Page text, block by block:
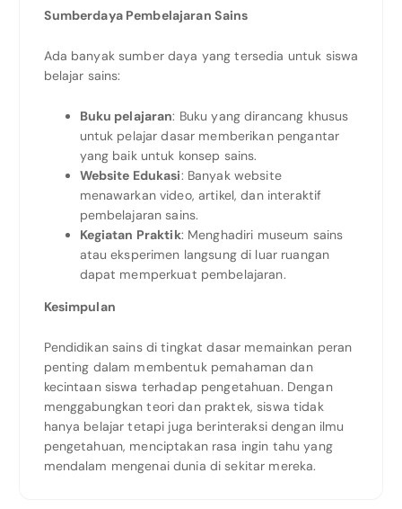
Sumberdaya Pembelajaran Sains
Ada banyak sumber daya yang tersedia untuk siswa
belajar sains:
Buku pelajaran: Buku yang dirancang khusus
untuk pelajar dasar memberikan pengantar
yang baik untuk konsep sains.
Website Edukasi: Banyak website
menawarkan video, artikel, dan interaktif
pembelajaran sains.
Kegiatan Praktik: Menghadiri museum sains
atau eksperimen langsung di luar ruangan
dapat memperkuat pembelajaran.
Kesimpulan
Pendidikan sains di tingkat dasar memainkan peran
penting dalam membentuk pemahaman dan
kecintaan siswa terhadap pengetahuan. Dengan
menggabungkan teori dan praktek, siswa tidak
hanya belajar tetapi juga berinteraksi dengan ilmu
pengetahuan, menciptakan rasa ingin tahu yang
mendalam mengenai dunia di sekitar mereka.